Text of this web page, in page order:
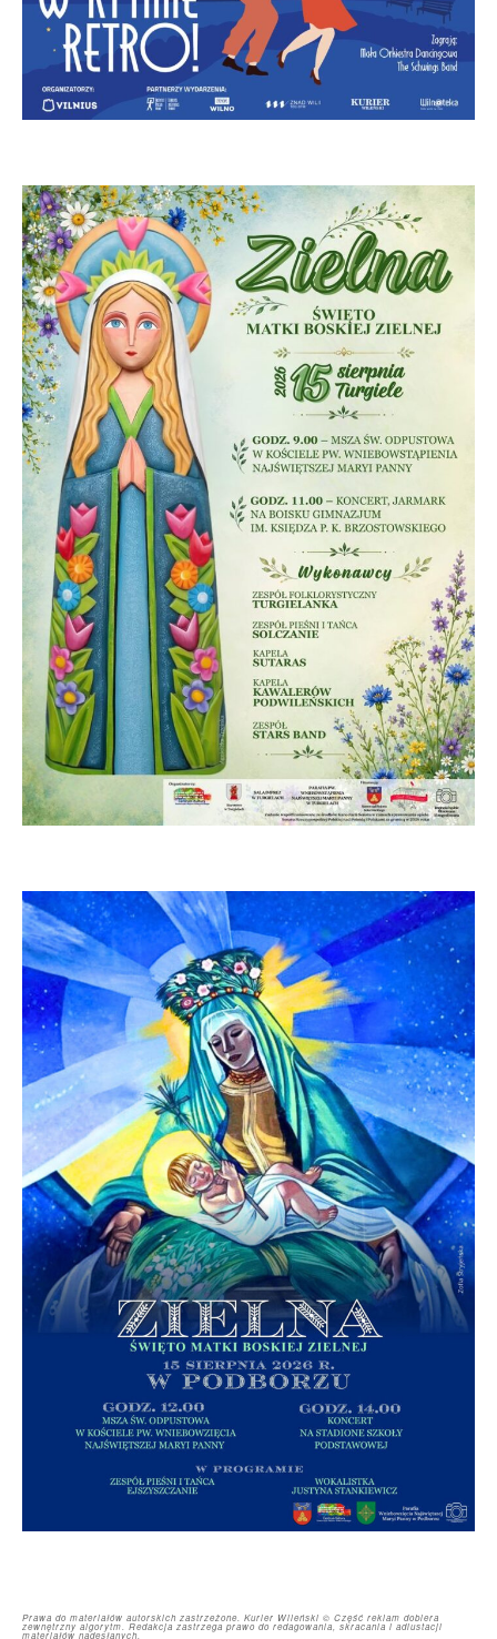
Prawa do materiałów autorskich zastrzeżone. Kurier Wileński © Część reklam dobiera
zewnętrzny algorytm. Redakcja zastrzega prawo do redagowania, skracania i adiustacji
materiałów nadesłanych.